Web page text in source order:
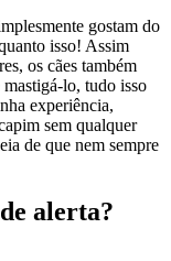
gostam do
isso! Assim
os cães também
lo, tudo isso
experiência,
sem qualquer
de que nem sempre
alerta?